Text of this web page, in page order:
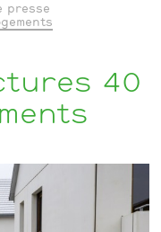
presse
40